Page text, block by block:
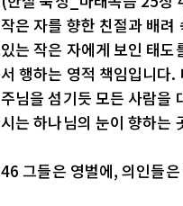
작은 자를 향한 친절과 배
있는 작은 자에게 보인 태
서 행하는 영적 책임입니다
주님을 섬기듯 모든 사람을
시는 하나님의 눈이 향하는
46 그들은 영벌에, 의인들